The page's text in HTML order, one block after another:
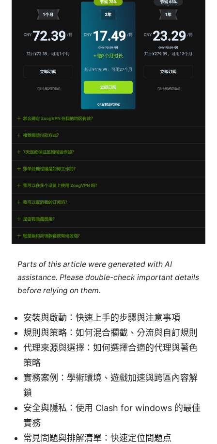
Parts of this article were generated with AI
assistance. Please double-check important details
before relying on them.
安裝與啟動：快速上手的步驟與注意事項
規則與策略：如何混合攔截、分流與自訂規則
代理來源與選擇：如何選擇合適的代理與著色
策略
實務案例：學術環境、遊戲加速與跨區內容解
鎖
安全與隱私：使用 Clash for windows 的最佳
實務
常見問題與排解清單：快速定位問題点